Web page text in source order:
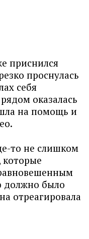
приснился
проснулась
себя
оказалась
на помощь и
то не слишком
которые
должно было
отреагировала